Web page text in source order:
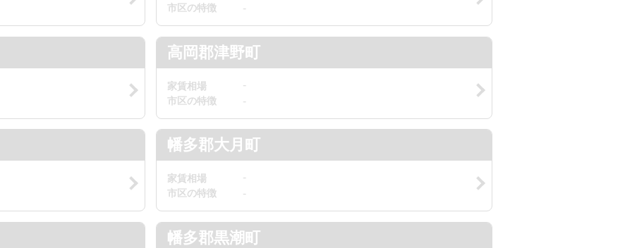
市区の特徴 -
高岡郡津野町
家賃相場 -
市区の特徴 -
幡多郡大月町
家賃相場 -
市区の特徴 -
幡多郡黒潮町